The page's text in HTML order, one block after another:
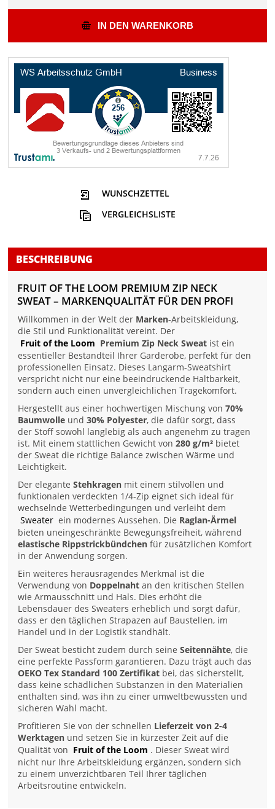
IN DEN WARENKORB
WUNSCHZETTEL
VERGLEICHSLISTE
BESCHREIBUNG
FRUIT OF THE LOOM PREMIUM ZIP NECK
SWEAT – MARKENQUALITÄT FÜR DEN PROFI
Willkommen in der Welt der Marken-Arbeitskleidung,
die Stil und Funktionalität vereint. Der
Fruit of the Loom Premium Zip Neck Sweat ist ein
essentieller Bestandteil Ihrer Garderobe, perfekt für den
professionellen Einsatz. Dieses Langarm-Sweatshirt
verspricht nicht nur eine beeindruckende Haltbarkeit,
sondern auch einen unvergleichlichen Tragekomfort.
Hergestellt aus einer hochwertigen Mischung von70%
Baumwolle und30% Polyester, die dafür sorgt, dass
der Stoff sowohl langlebig als auch angenehm zu tragen
ist. Mit einem stattlichen Gewicht von280 g/m² bietet
der Sweat die richtige Balance zwischen Wärme und
Leichtigkeit.
Der eleganteStehkragen mit einem stilvollen und
funktionalen verdeckten 1/4-Zip eignet sich ideal für
wechselnde Wetterbedingungen und verleiht dem
Sweater ein modernes Aussehen. Die Raglan-Ärmel
bieten uneingeschränkte Bewegungsfreiheit, während
elastische Rippstrickbündchen für zusätzlichen Komfort
in der Anwendung sorgen.
Ein weiteres herausragendes Merkmal ist die
Verwendung von Doppelnaht an den kritischen Stellen
wie Armausschnitt und Hals. Dies erhöht die
Lebensdauer des Sweaters erheblich und sorgt dafür,
dass er den täglichen Strapazen auf Baustellen, im
Handel und in der Logistik standhält.
Der Sweat besticht zudem durch seineSeitennähte, die
eine perfekte Passform garantieren. Dazu trägt auch das
OEKO Tex Standard 100 Zertifikat bei, das sicherstellt,
dass keine schädlichen Substanzen in den Materialien
enthalten sind, was ihn zu einer umweltbewussten und
sicheren Wahl macht.
Profitieren Sie von der schnellen Lieferzeit von 2-4
Werktagen und setzen Sie in kürzester Zeit auf die
Qualität von Fruit of the Loom . Dieser Sweat wird
nicht nur Ihre Arbeitskleidung ergänzen, sondern sich
zu einem unverzichtbaren Teil Ihrer täglichen
Arbeitsroutine entwickeln.